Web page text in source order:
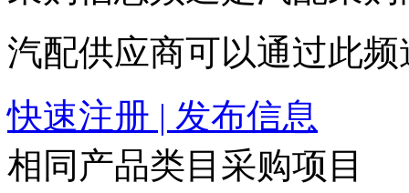
汽配供应商可以通过此
快速注册 | 发布信息
相同产品类目采购项目